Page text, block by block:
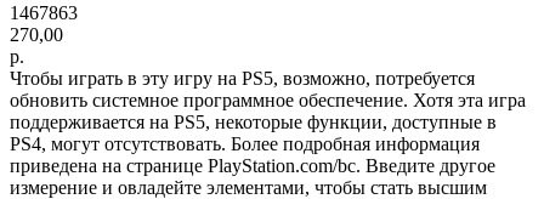
1467863
270,00
р.
Чтобы играть в эту игру на PS5, возможно, потребуется
обновить системное программное обеспечение. Хотя эта игра
поддерживается на PS5, некоторые функции, доступные в
PS4, могут отсутствовать. Более подробная информация
приведена на странице PlayStation.com/bc. Введите другое
измерение и овладейте элементами, чтобы стать высшим